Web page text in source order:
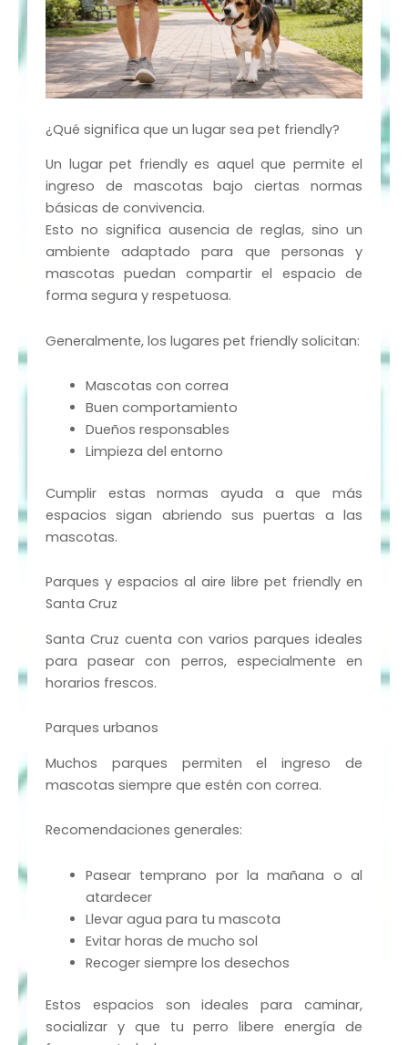
¿Qué significa que un lugar sea pet friendly?
Un lugar pet friendly es aquel que permite el
ingreso de mascotas bajo ciertas normas
básicas de convivencia.
Esto no significa ausencia de reglas, sino un
ambiente adaptado para que personas y
mascotas puedan compartir el espacio de
forma segura y respetuosa.
Generalmente, los lugares pet friendly solicitan:
Mascotas con correa
Buen comportamiento
Dueños responsables
Limpieza del entorno
Cumplir estas normas ayuda a que más
espacios sigan abriendo sus puertas a las
mascotas.
Parques y espacios al aire libre pet friendly en
Santa Cruz
Santa Cruz cuenta con varios parques ideales
para pasear con perros, especialmente en
horarios frescos.
Parques urbanos
Muchos parques permiten el ingreso de
mascotas siempre que estén con correa.
Recomendaciones generales:
Pasear temprano por la mañana o al
atardecer
Llevar agua para tu mascota
Evitar horas de mucho sol
Recoger siempre los desechos
Estos espacios son ideales para caminar,
socializar y que tu perro libere energía de